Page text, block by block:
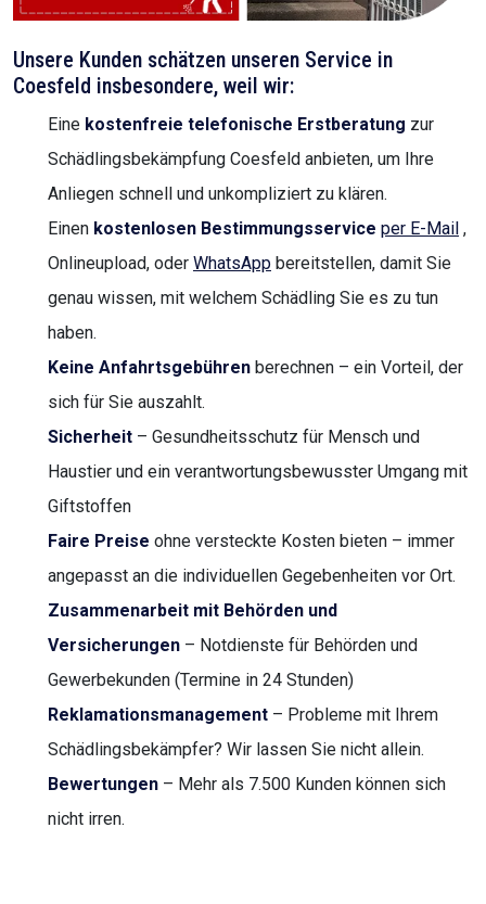
Unsere Kunden schätzen unseren Service in
Coesfeld insbesondere, weil wir:
Eine kostenfreie telefonische Erstberatung zur
Schädlingsbekämpfung Coesfeld anbieten, um Ihre
Anliegen schnell und unkompliziert zu klären.
Einen kostenlosen Bestimmungsservice per E-Mail ,
Onlineupload, oder WhatsApp bereitstellen, damit Sie
genau wissen, mit welchem Schädling Sie es zu tun
haben.
Keine Anfahrtsgebühren berechnen – ein Vorteil, der
sich für Sie auszahlt.
Sicherheit – Gesundheitsschutz für Mensch und
Haustier und ein verantwortungsbewusster Umgang mit
Giftstoffen
Faire Preise ohne versteckte Kosten bieten – immer
angepasst an die individuellen Gegebenheiten vor Ort.
Zusammenarbeit mit Behörden und
Versicherungen – Notdienste für Behörden und
Gewerbekunden (Termine in 24 Stunden)
Reklamationsmanagement – Probleme mit Ihrem
Schädlingsbekämpfer? Wir lassen Sie nicht allein.
Bewertungen – Mehr als 7.500 Kunden können sich
nicht irren.